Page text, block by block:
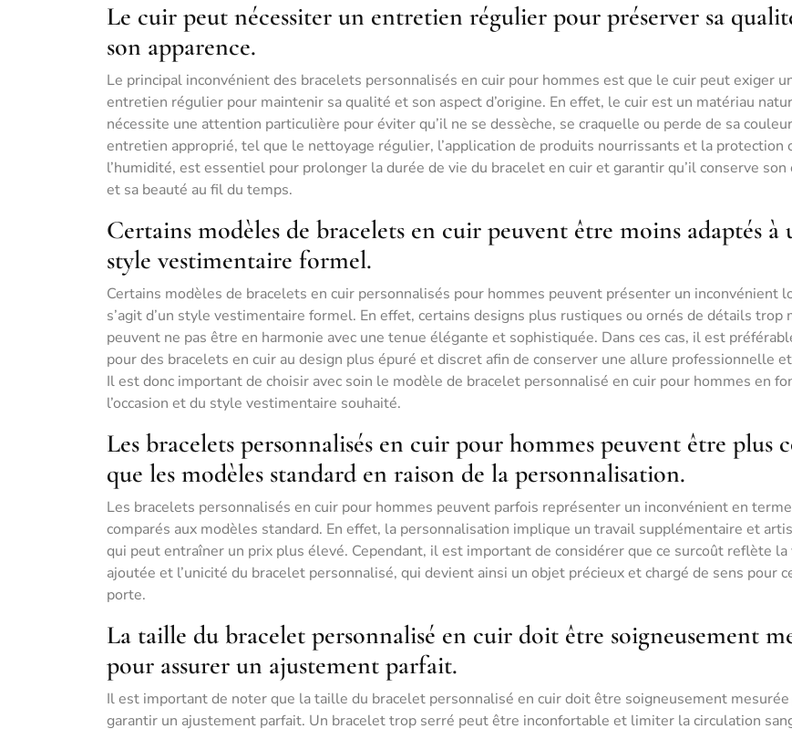
Le cuir peut nécessiter un entretien régulier pour préserver sa
son apparence.
Le principal inconvénient des bracelets personnalisés en cuir pour hommes est que le cuir peut exiger
entretien régulier pour maintenir sa qualité et son aspect d’origine. En effet, le cuir est un matériau
nécessite une attention particulière pour éviter qu’il ne se dessèche, se craquelle ou perde de sa
entretien approprié, tel que le nettoyage régulier, l’application de produits nourrissants et la protection
l’humidité, est essentiel pour prolonger la durée de vie du bracelet en cuir et garantir qu’il conserve son
et sa beauté au fil du temps.
Certains modèles de bracelets en cuir peuvent être moins adaptés à
style vestimentaire formel.
Certains modèles de bracelets en cuir personnalisés pour hommes peuvent présenter un inconvénient
s’agit d’un style vestimentaire formel. En effet, certains designs plus rustiques ou ornés de détails trop
peuvent ne pas être en harmonie avec une tenue élégante et sophistiquée. Dans ces cas, il est
pour des bracelets en cuir au design plus épuré et discret afin de conserver une allure professionnelle
Il est donc important de choisir avec soin le modèle de bracelet personnalisé en cuir pour hommes en
l’occasion et du style vestimentaire souhaité.
Les bracelets personnalisés en cuir pour hommes peuvent être plus
que les modèles standard en raison de la personnalisation.
Les bracelets personnalisés en cuir pour hommes peuvent parfois représenter un inconvénient en
comparés aux modèles standard. En effet, la personnalisation implique un travail supplémentaire et
qui peut entraîner un prix plus élevé. Cependant, il est important de considérer que ce surcoût reflète la
ajoutée et l’unicité du bracelet personnalisé, qui devient ainsi un objet précieux et chargé de sens pour
porte.
La taille du bracelet personnalisé en cuir doit être soigneusement
pour assurer un ajustement parfait.
Il est important de noter que la taille du bracelet personnalisé en cuir doit être soigneusement
garantir un ajustement parfait. Un bracelet trop serré peut être inconfortable et limiter la circulation